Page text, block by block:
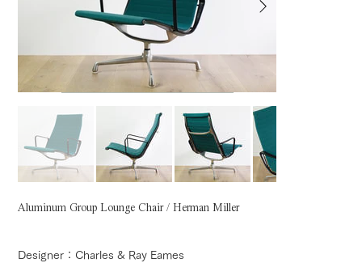
Aluminum Group Lounge Chair / Herman Miller
Designer：Charles & Ray Eames